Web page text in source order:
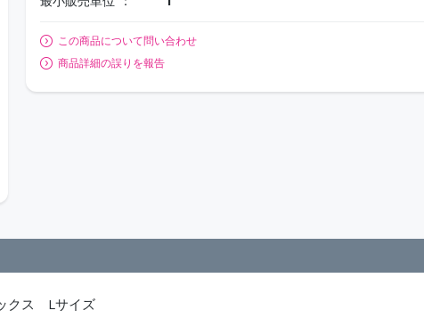
この商品について問い合わせ
商品詳細の誤りを報告
クス Lサイズ